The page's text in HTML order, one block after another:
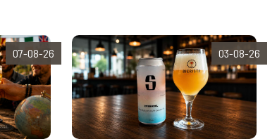
07-08-26 03-08-26